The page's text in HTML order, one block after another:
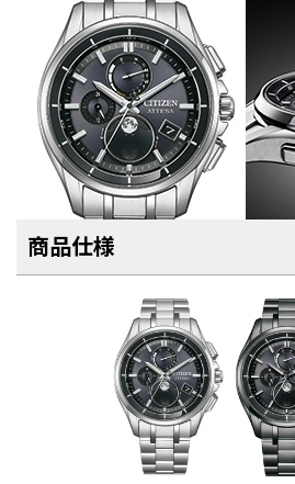
商品仕様